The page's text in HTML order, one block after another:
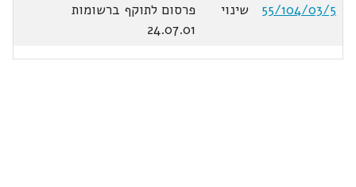
55/104/03/5
שינוי
פרסום לתוקף ברשומות
24.07.01